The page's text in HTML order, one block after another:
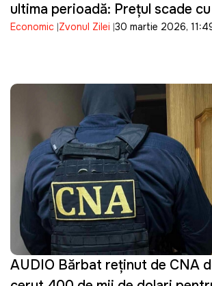
ultima perioadă: Prețul scade
Economic Zvonul Zilei 30 martie 2026,
AUDIO Bărbat reținut de CNA